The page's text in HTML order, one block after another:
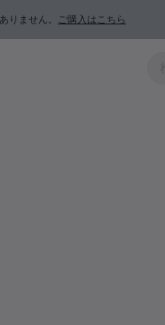
りません。 ご購入はこちら